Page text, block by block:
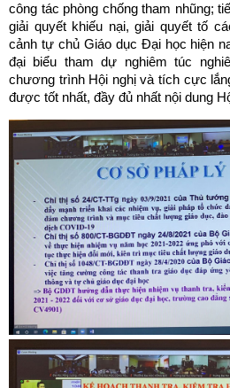
công tác phòng chống tham nhũng;
giải quyết khiếu nại, giải quyết tố
cảnh tự chủ Giáo dục Đại học hiện
đại biểu tham dự nghiêm túc
chương trình Hội nghị và tích cực
được tốt nhất, đầy đủ nhất nội dung